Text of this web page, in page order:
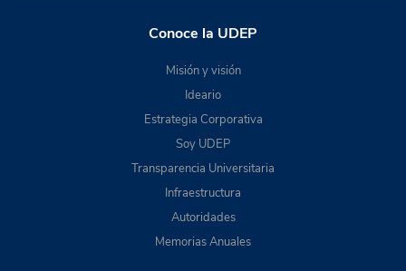
Conoce la UDEP
Misión y visión
Ideario
Estrategia Corporativa
Soy UDEP
Transparencia Universitaria
Infraestructura
Autoridades
Memorias Anuales